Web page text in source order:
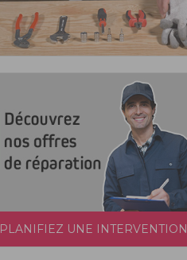
PLANIFIEZ UNE INTERVENTION